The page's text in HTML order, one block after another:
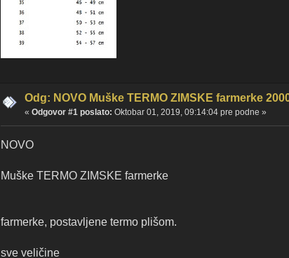
Odg: NOVO Muške TERMO ZIMSKE farmerke
« Odgovor #1 poslato: Oktobar 01, 2019, 09:14:04 pre podne »
NOVO
Muške TERMO ZIMSKE farmerke
farmerke, postavljene termo plišom.
sve veličine